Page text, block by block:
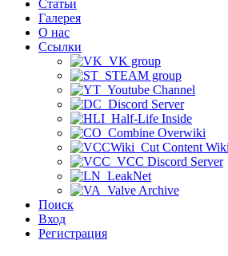
Статьи
Галерея
О нас
Ссылки
VK group
STEAM group
Youtube Channel
Discord Server
Half-Life Inside
Combine Overwiki
Cut Content Wiki
VCC Discord Server
LeakNet
Valve Archive
Поиск
Вход
Регистрация